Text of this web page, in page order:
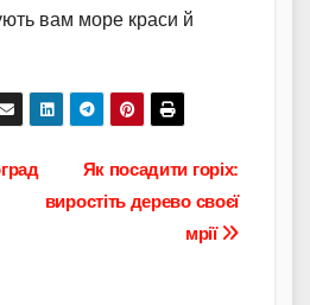
вам море краси й
Як посадити горіх:
виростіть дерево своєї
мрії